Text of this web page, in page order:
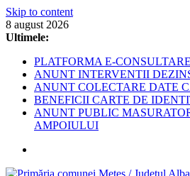
Skip to content
8 august 2026
Ultimele:
PLATFORMA E-CONSULTARE
ANUNT INTERVENTII
ANUNT COLECTARE DATE
BENEFICII CARTE DE
ANUNT PUBLIC
AMPOIULUI